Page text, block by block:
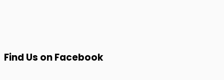
Find Us on Facebook